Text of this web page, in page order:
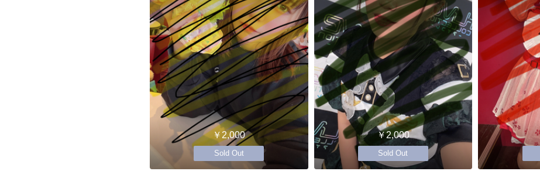
￥2,000
Sold Out
￥2,000
Sold Out